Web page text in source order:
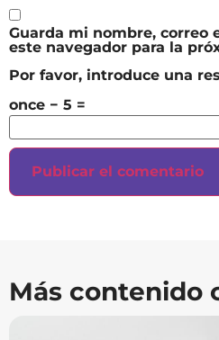
Guarda mi nombre, correo
este navegador para la
Por favor, introduce una
once − 5 =
Más contenido